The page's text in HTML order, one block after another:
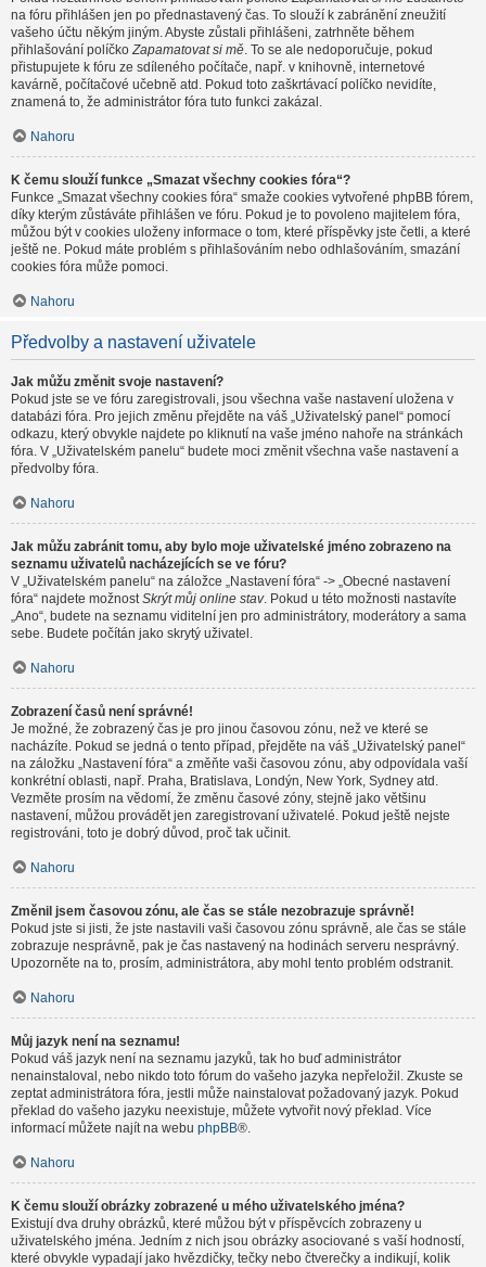
na fóru přihlášen jen po přednastavený čas. To slouží k zabránění zneužití
vašeho účtu někým jiným. Abyste zůstali přihlášeni, zatrhněte během
přihlašování políčkoZapamatovat si mě. To se ale nedoporučuje, pokud
přistupujete k fóru ze sdíleného počítače, např. v knihovně, internetové
kavárně, počítačové učebně atd. Pokud toto zaškrtávací políčko nevidíte,
znamená to, že administrátor fóra tuto funkci zakázal.
Nahoru
K čemu slouží funkce „Smazat všechny cookies fóra“?
Funkce „Smazat všechny cookies fóra“ smaže cookies vytvořené phpBB fórem,
díky kterým zůstáváte přihlášen ve fóru. Pokud je to povoleno majitelem fóra,
můžou být v cookies uloženy informace o tom, které příspěvky jste četli, a které
ještě ne. Pokud máte problém s přihlašováním nebo odhlašováním, smazání
cookies fóra může pomoci.
Nahoru
Předvolby a nastavení uživatele
Jak můžu změnit svoje nastavení?
Pokud jste se ve fóru zaregistrovali, jsou všechna vaše nastavení uložena v
databázi fóra. Pro jejich změnu přejděte na váš „Uživatelský panel“ pomocí
odkazu, který obvykle najdete po kliknutí na vaše jméno nahoře na stránkách
fóra. V „Uživatelském panelu“ budete moci změnit všechna vaše nastavení a
předvolby fóra.
Nahoru
Jak můžu zabránit tomu, aby bylo moje uživatelské jméno zobrazeno na
seznamu uživatelů nacházejících se ve fóru?
V „Uživatelském panelu“ na záložce „Nastavení fóra“ -> „Obecné nastavení
fóra“ najdete možnostSkrýt můj online stav. Pokud u této možnosti nastavíte
„Ano“, budete na seznamu viditelní jen pro administrátory, moderátory a sama
sebe. Budete počítán jako skrytý uživatel.
Nahoru
Zobrazení časů není správné!
Je možné, že zobrazený čas je pro jinou časovou zónu, než ve které se
nacházíte. Pokud se jedná o tento případ, přejděte na váš „Uživatelský panel“
na záložku „Nastavení fóra“ a změňte vaši časovou zónu, aby odpovídala vaší
konkrétní oblasti, např. Praha, Bratislava, Londýn, New York, Sydney atd.
Vezměte prosím na vědomí, že změnu časové zóny, stejně jako většinu
nastavení, můžou provádět jen zaregistrovaní uživatelé. Pokud ještě nejste
registrováni, toto je dobrý důvod, proč tak učinit.
Nahoru
Změnil jsem časovou zónu, ale čas se stále nezobrazuje správně!
Pokud jste si jisti, že jste nastavili vaši časovou zónu správně, ale čas se stále
zobrazuje nesprávně, pak je čas nastavený na hodinách serveru nesprávný.
Upozorněte na to, prosím, administrátora, aby mohl tento problém odstranit.
Nahoru
Můj jazyk není na seznamu!
Pokud váš jazyk není na seznamu jazyků, tak ho buď administrátor
nenainstaloval, nebo nikdo toto fórum do vašeho jazyka nepřeložil. Zkuste se
zeptat administrátora fóra, jestli může nainstalovat požadovaný jazyk. Pokud
překlad do vašeho jazyku neexistuje, můžete vytvořit nový překlad. Více
informací můžete najít na webu phpBB®.
Nahoru
K čemu slouží obrázky zobrazené u mého uživatelského jména?
Existují dva druhy obrázků, které můžou být v příspěvcích zobrazeny u
uživatelského jména. Jedním z nich jsou obrázky asociované s vaší hodností,
které obvykle vypadají jako hvězdičky, tečky nebo čtverečky a indikují, kolik